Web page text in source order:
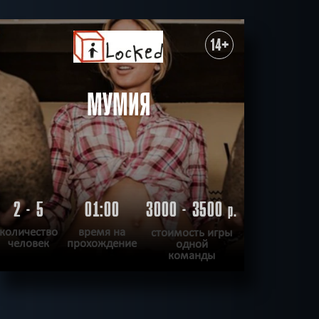
14+
МУМИЯ
2 - 5
количество
человек
01:00
время на
прохождение
3000 - 3500р.
стоимость игры
одной
команды